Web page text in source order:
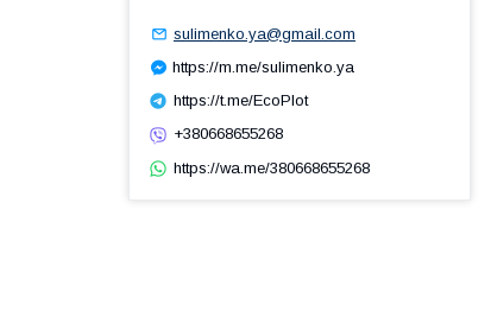
sulimenko.ya@gmail.com
https://m.me/sulimenko.ya
https://t.me/EcoPlot
+380668655268
https://wa.me/380668655268